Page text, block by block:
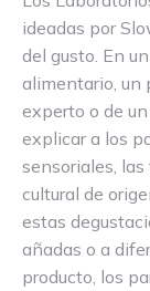
ideadas por
del gusto. En
alimentario, un
experto o de
explicar a los
sensoriales,
cultural de
estas
añadas o a
producto, los